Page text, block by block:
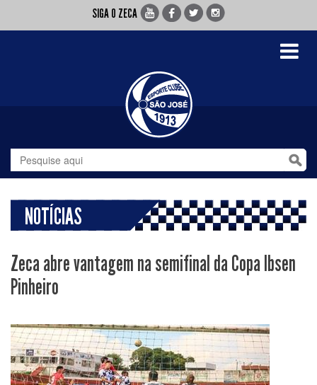
SIGA O ZECA
Toggle
NOTÍCIAS
Zeca abre vantagem na semifinal da Copa Ibsen
Pinheiro